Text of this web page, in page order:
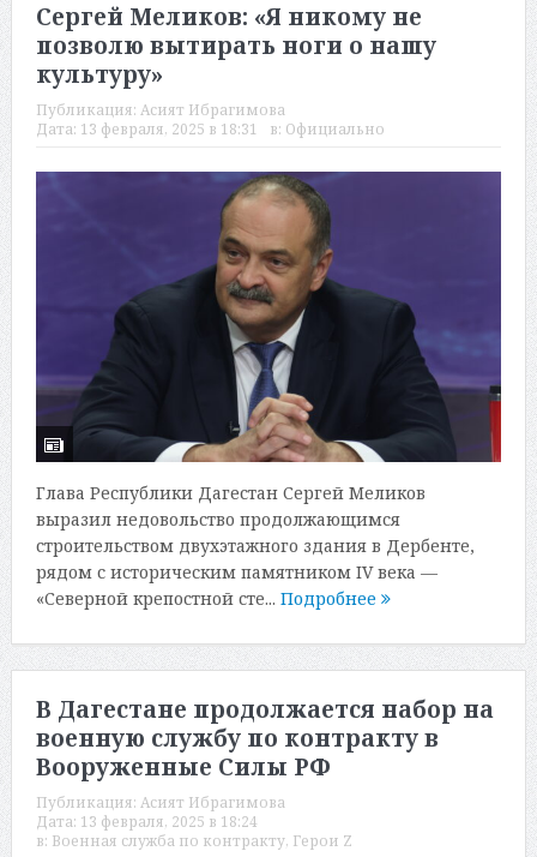
Сергей Меликов: «Я никому не
позволю вытирать ноги о нашу
культуру»
Публикация: Асият Ибрагимова
Дата: 13 февраля, 2025 в 18:31 в: Официально
Глава Республики Дагестан Сергей Меликов
выразил недовольство продолжающимся
строительством двухэтажного здания в Дербенте,
рядом с историческим памятником IV века —
«Северной крепостной сте... Подробнее
В Дагестане продолжается набор на
военную службу по контракту в
Вооруженные Силы РФ
Публикация: Асият Ибрагимова
Дата: 13 февраля, 2025 в 18:24
в: Военная служба по контракту, Герои Z